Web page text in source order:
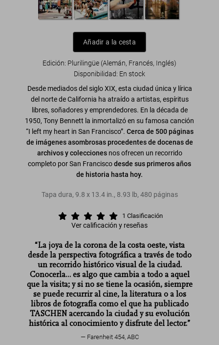
Añadir a la cesta
Edición: Plurilingüe (Alemán, Francés, Inglés)
Disponibilidad: En stock
Desde mediados del siglo XIX, esta ciudad única y lírica
del norte de California ha atraído a artistas, espíritus
libres, soñadores y emprendedores. En la década de
1950, Tony Bennett la inmortalizó en su famosa canción
“I left my heart in San Francisco”. Cerca de 500 páginas
de imágenes asombrosas procedentes de docenas de
archivos y colecciones nos ofrecen un recorrido
completo por San Franciscodesde sus primeros años
de historia hasta hoy.
Tapa dura, 9.8 x 13.4 in., 8.93 lb, 480 páginas
1 Clasificación
Ver calificación y reseñas
“La joya de la corona de la costa oeste, vista
desde la perspectiva fotográfica a través de todo
un recorrido histórico visual de la ciudad.
Conocerla… es algo que cambia a todo a aquel
que la visita; y si no se tiene la ocasión, siempre
se puede recurrir al cine, la literatura o a los
libros de fotografía como el que ha publicado
TASCHEN acercando la ciudad y su evolución
histórica al conocimiento y disfrute del lector.”
Farenheit 454, ABC